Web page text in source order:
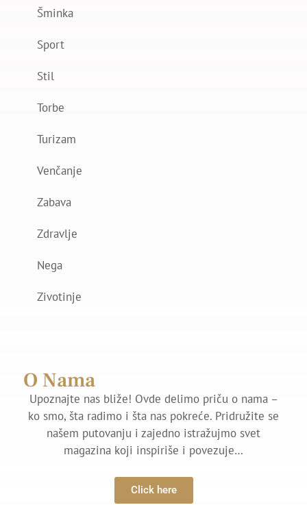
Šminka
Sport
Stil
Torbe
Turizam
Venčanje
Zabava
Zdravlje
Nega
Zivotinje
O Nama
Upoznajte nas bliže! Ovde delimo priču o nama –
ko smo, šta radimo i šta nas pokreće. Pridružite se
našem putovanju i zajedno istražujmo svet
magazina koji inspiriše i povezuje…
Click here